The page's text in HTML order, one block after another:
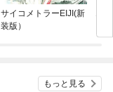
サイコメトラーEIJI(新
装版）
もっと見る